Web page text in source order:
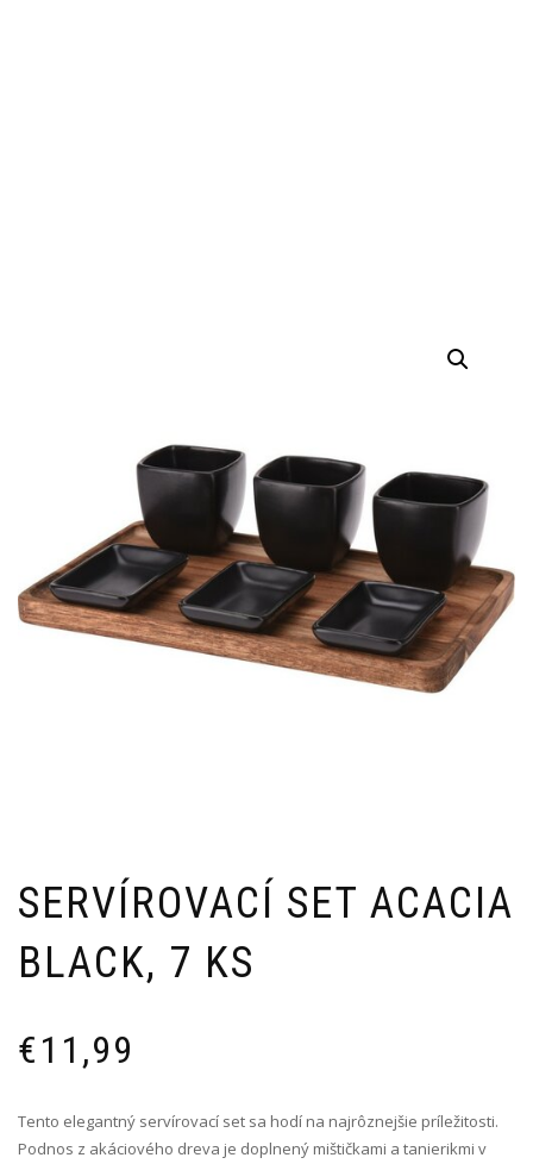
SERVÍROVACÍ SET ACACIA
BLACK, 7 KS
€11,99
Tento elegantný servírovací set sa hodí na najrôznejšie príležitosti.
Podnos z akáciového dreva je doplnený mištičkami a tanierikmi v